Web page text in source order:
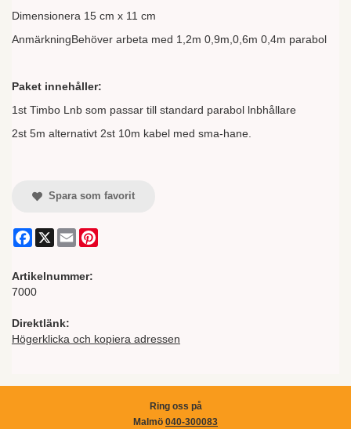
Dimensionera 15 cm x 11 cm
AnmärkningBehöver arbeta med 1,2m 0,9m,0,6m 0,4m parabol
Paket innehåller:
1st Timbo Lnb som passar till standard parabol lnbhållare
2st 5m alternativt 2st 10m kabel med sma-hane.
Spara som favorit
Facebook
X Email
Artikelnummer:
7000
Direktlänk:
Högerklicka och kopiera adressen
Ring oss på
Malmö 040-300083